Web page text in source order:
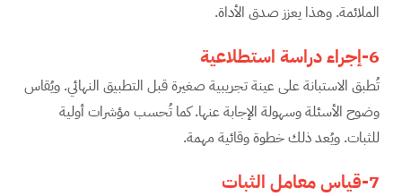
الملائمة. وهذا يعزز صدق الأداة.
6-إجراء دراسة استطلاعية
تُطبق الاستبانة على عينة تجريبية صغيرة قبل التطبيق النهائي. ويُقاس
وضوح الأسئلة وسهولة الإجابة عنها. كما تُحسب مؤشرات أولية
للثبات. ويُعد ذلك خطوة وقائية مهمة.
7-قياس معامل الثبات